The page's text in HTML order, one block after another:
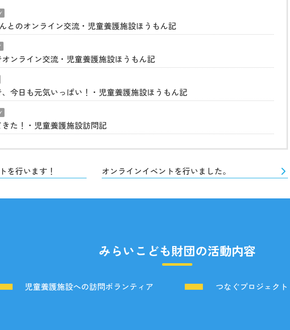
とのオンライン交流・児童養護施設ほうもん記
ンライン交流・児童養護施設ほうもん記
今日も元気いっぱい！・児童養護施設ほうもん記
た！・児童養護施設訪問記
を行います！ オンラインイベントを行いました。
みらいこども財団の活動内容
児童養護施設への訪問ボランティア つなぐプロジェクト